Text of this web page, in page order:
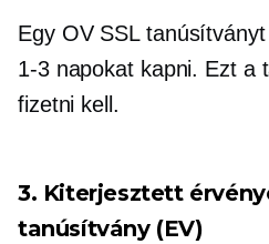
Egy OV SSL
1-3napokat kapni. Ezt a
fizetni kell.
3. Kiterjesztett
tanúsítvány (EV)